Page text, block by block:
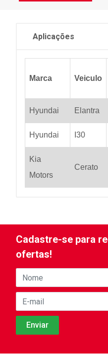
Aplicações
Marca Veiculo
Hyundai Elantra
Hyundai I30
Kia
Motors
Cerato
Cadastre-se para
ofertas!